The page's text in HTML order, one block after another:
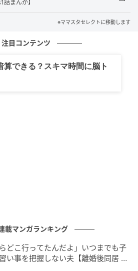
からの反応はありません。再び
とめるような言葉を必死でさが
まんが】
※ママスタセレクトに移動します
注目コンテンツ
算できる？スキマ時間に脳ト
載マンガランキング
らどこ行ってたんだよ」いつまでも子
い事を把握しない夫【離婚後同居 Vo